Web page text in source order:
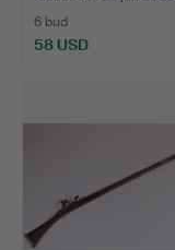
6 bud
58 USD